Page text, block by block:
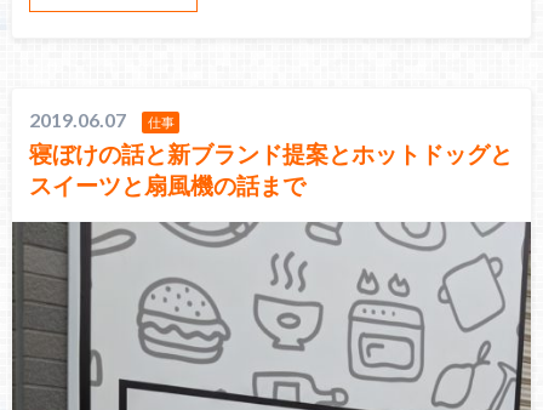
2019.06.07 仕事
寝ぼけの話と新ブランド提案とホットドッグと
スイーツと扇風機の話まで